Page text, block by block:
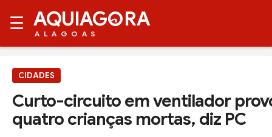
☰ AQUIAG RA
ALAGOAS
CIDADES
Curto-circuito em ventilador
quatro crianças mortas, diz PC